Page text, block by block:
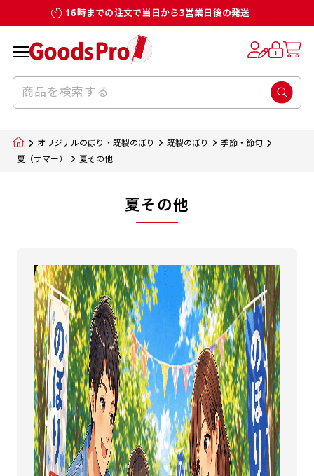
16時までの注文で当日から3営業日後の発送
オリジナルのぼり・既製のぼり 既製のぼり
季節・節句
夏（サマー）
夏その他
夏その他